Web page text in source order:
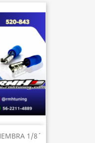
1/8´´